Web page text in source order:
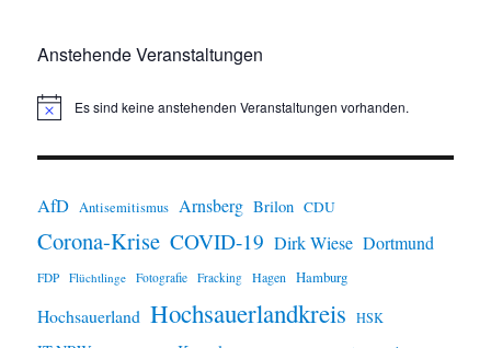
Anstehende Veranstaltungen
H
w
s
Es sind keine anstehenden Veranstaltungen vorhanden.
AfD Antisemitismus Arnsberg Brilon CDU
Corona-Krise COVID-19 Dirk Wiese Dortmund
FDP Flüchtlinge Fotografie Fracking Hagen Hamburg
Hochsauerland Hochsauerlandkreis HSK